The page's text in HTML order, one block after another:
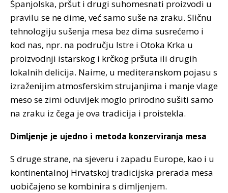
Španjolska, pršut i drugi suhomesnati proizvodi u
pravilu se ne dime, već samo suše na zraku. Sličnu
tehnologiju sušenja mesa bez dima susrećemo i
kod nas, npr. na području Istre i Otoka Krka u
proizvodnji istarskog i krčkog pršuta ili drugih
lokalnih delicija. Naime, u mediteranskom pojasu s
izraženijim atmosferskim strujanjima i manje vlage
meso se zimi oduvijek moglo prirodno sušiti samo
na zraku iz čega je ova tradicija i proistekla.
Dimljenje je ujedno i metoda konzerviranja mesa
S druge strane, na sjeveru i zapadu Europe, kao i u
kontinentalnoj Hrvatskoj tradicijska prerada mesa
uobičajeno se kombinira s dimljenjem.